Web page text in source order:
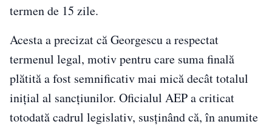
termen de 15 zile.
Acesta a precizat că Georgescu a respectat
termenul legal, motiv pentru care suma finală
plătită a fost semnificativ mai mică decât totalul
inițial al sancțiunilor. Oficialul AEP a criticat
totodată cadrul legislativ, susținând că, în anumite